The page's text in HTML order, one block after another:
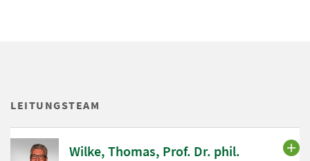
LEITUNGSTEAM
Wilke, Thomas, Prof. Dr. phil.